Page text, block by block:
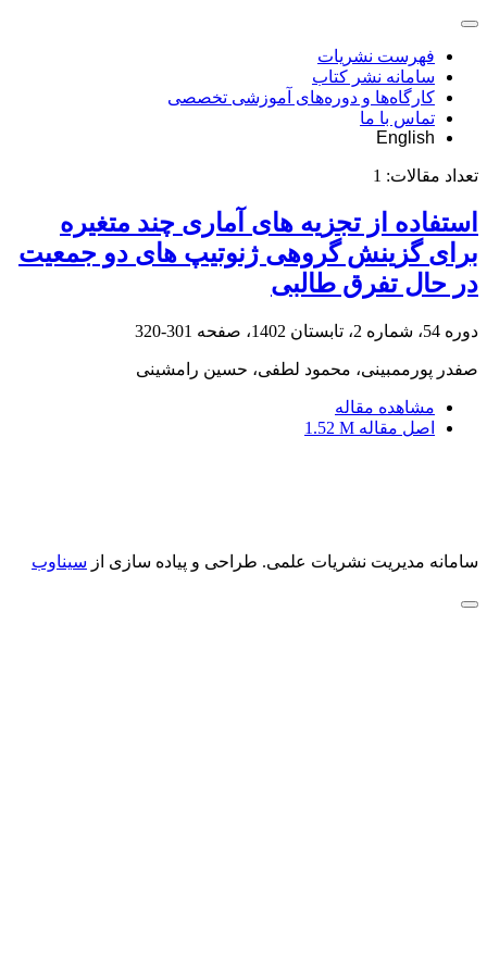
فهرست نشریات
سامانه نشر کتاب
کارگاه‌ها و دوره‌های آموزشی تخصصی
تماس با ما
English
تعداد مقالات: 1
استفاده از تجزیه های آماری چند متغیره
برای گزینش گروهی ژنوتیپ های دو جمعیت
در حال تفرق طالبی
دوره 54، شماره 2، تابستان 1402، صفحه 301-320
صفدر پورممبینی، محمود لطفی، حسین رامشینی
مشاهده مقاله
اصل مقاله 1.52 M
سامانه مدیریت نشریات علمی. طراحی و پیاده سازی از سیناوب